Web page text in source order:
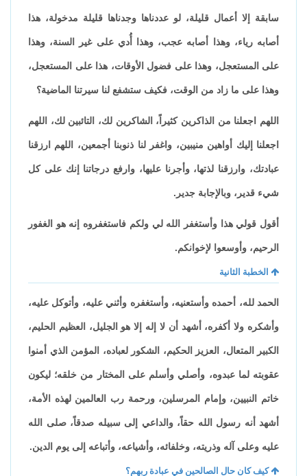
سابقة إلا أعمال قليلة، لو عددناها وجدناها قليلة مدخولة، هذا
أصابه رياء، وهذا أصابه عجب، وهذا أُدي على غير السنة، وهذا
على المستعجل، وهذا على فضول الأوقات، هذا على المستعجل،
وهذا على ما زاد من الوقت، فكيف ستشفع لنا سيرتنا الماضية؟
اللهم اجعلنا من الذاكرين كثيراً، الشاكرين لك، التائبين لك، اللهم
اجعلنا إليك أواهين منيبين، واغفر لنا ذنوبنا أجمعين، اللهم ارزقنا
عبادتك، وارزقنا لذتها، وأجرنا عليها، وارفع درجاتنا إنك على كل
شيء قدير، وبالإجابة جدير.
أقول قولي هذا وأستغفر الله لي ولكم فاستغفروه إنه هو الغفور
الرحيم، وأوسعوا لإخوانكم.
الخطبة الثانية
الحمد لله، أحمده وأستعنيه، وأستغفره وأثني عليه، وأتوكل عليه،
وأشكره ولا أكفره، أشهد أن لا إله إلا هو الجليل، العظيم الحليم،
الكبير المتعال، العزيز الحكيم، الشكور لعباده، المؤمن الذي أمنوا
عقوبته لما عبدوه، وأصلي وأسلم على المختار من خلقه؛ ليكون
خاتم النبيين، وإمام المرسلين، ورحمة رب العالمين لهذه الأمة،
أشهد أنه رسول الله حقاً، والداعي إلى سبيله صدقاً، صلى الله
عليه وعلى آله وذريته، وخلفائه، وأشياعه، وأتباعه إلى يوم الدين.
كيف كان حال الصالحين في عبادة ربهم؟